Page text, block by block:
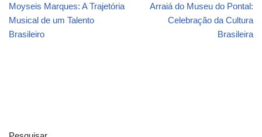
Moyseis Marques: A Trajetória
Musical de um Talento
Brasileiro
Arraiá do Museu do Pontal:
Celebração da Cultura
Brasileira